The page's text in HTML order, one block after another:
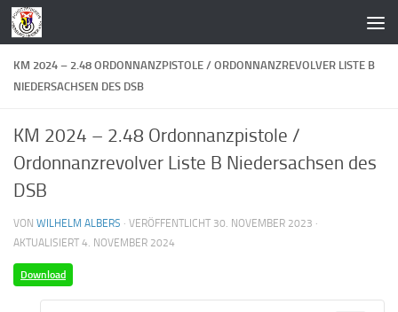
Zum Inhalt springen
KM 2024 – 2.48 ORDONNANZPISTOLE / ORDONNANZREVOLVER LISTE B
NIEDERSACHSEN DES DSB
KM 2024 – 2.48 Ordonnanzpistole /
Ordonnanzrevolver Liste B Niedersachsen des
DSB
VON WILHELM ALBERS · VERÖFFENTLICHT 30. NOVEMBER 2023 ·
AKTUALISIERT 4. NOVEMBER 2024
Download